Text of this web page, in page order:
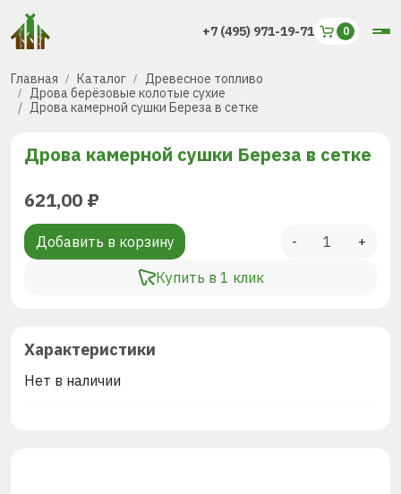
+7 (495) 971-19-71
Главная Каталог
Древесное топливо
Дрова берёзовые колотые сухие
Дрова камерной сушки Береза в сетке
Дрова камерной сушки Береза в сетке
621,00 ₽
Добавить в корзину
Купить в 1 клик
- +
Характеристики
Нет в наличии